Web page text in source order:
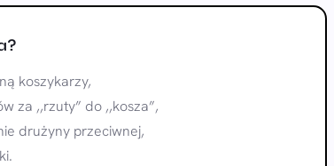
koszykarzy,
za ,,rzuty” do ,,kosza”,
drużyny przeciwnej,